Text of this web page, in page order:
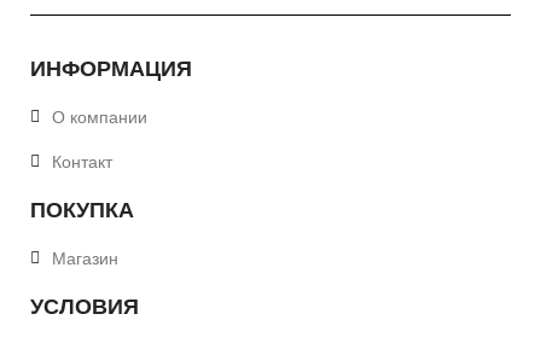
ИНФОРМАЦИЯ
О компании
Контакт
ПОКУПКА
Магазин
УСЛОВИЯ